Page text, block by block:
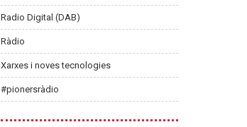
Radio Digital (DAB)
Ràdio
Xarxes i noves tecnologies
#pionersràdio